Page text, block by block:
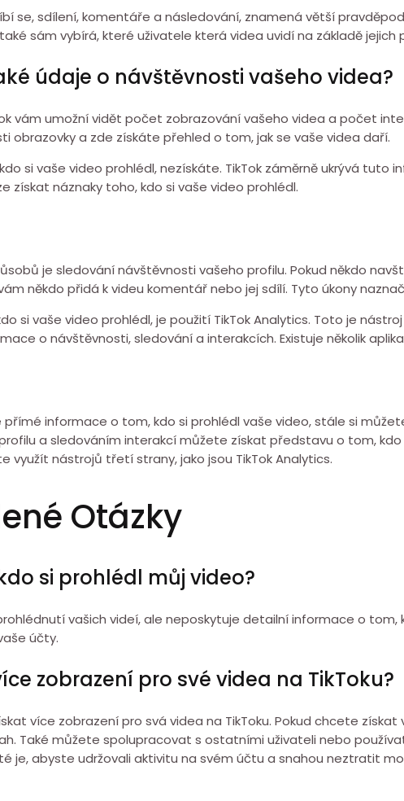
se, sdílení, komentáře a následování, znamená větší
také sám vybírá, které uživatele která videa uvidí na základě
údaje o návštěvnosti vašeho videa?
vám umožní vidět počet zobrazování vašeho videa a počet
obrazovky a zde získáte přehled o tom, jak se vaše videa daří.
si vaše video prohlédl, nezískáte. TikTok záměrně ukrývá tuto
získat náznaky toho, kdo si vaše video prohlédl.
je sledování návštěvnosti vašeho profilu. Pokud někdo
někdo přidá k videu komentář nebo jej sdílí. Tyto úkony
si vaše video prohlédl, je použití TikTok Analytics. Toto je
o návštěvnosti, sledování a interakcích. Existuje několik
přímé informace o tom, kdo si prohlédl vaše video, stále si
a sledováním interakcí můžete získat představu o tom,
využít nástrojů třetí strany, jako jsou TikTok Analytics.
Otázky
si prohlédl můj video?
vašich videí, ale neposkytuje detailní informace o
účty.
zobrazení pro své videa na TikToku?
více zobrazení pro svá videa na TikToku. Pokud chcete
Také můžete spolupracovat s ostatními uživateli nebo
je, abyste udržovali aktivitu na svém účtu a snahou neztratit